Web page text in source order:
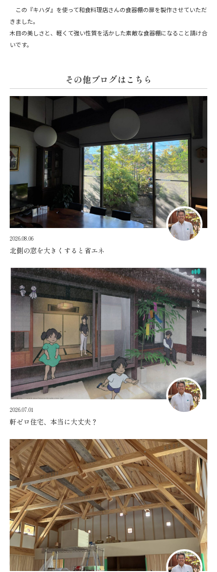
この『キハダ』を使って和食料理店さんの食器棚の扉を製作させていただ
きました。
木目の美しさと、軽くて強い性質を活かした素敵な食器棚になること請け合
いです。
その他ブログはこちら
2026.08.06
北側の窓を大きくすると省エネ
2026.07.01
軒ゼロ住宅、本当に大丈夫？